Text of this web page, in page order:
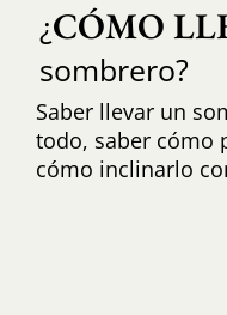
¿CÓMO
sombrero?
Saber llevar un
todo, saber cómo
cómo inclinarlo